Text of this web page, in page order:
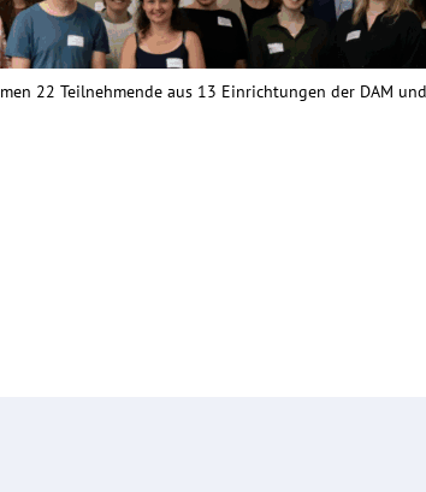
22 Teilnehmende aus 13 Einrichtungen der DAM